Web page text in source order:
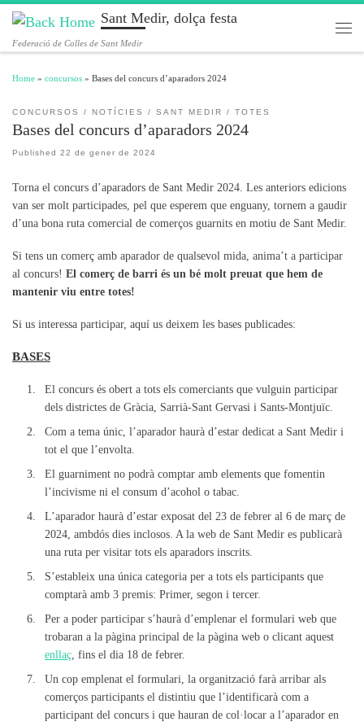
Skip to content Sant Medir, dolça festa
Federació de Colles de Sant Medir
Home » concursos » Bases del concurs d’aparadors 2024
CONCURSOS NOTÍCIES SANT MEDIR TOTES
Bases del concurs d’aparadors 2024
Published 22 de gener de 2024
Torna el concurs d’aparadors de Sant Medir 2024. Les anteriors edicions
van ser molt participades, pel que esperem que enguany, tornem a gaudir
d’una bona ruta comercial de comerços guarnits en motiu de Sant Medir.
Si tens un comerç amb aparador de qualsevol mida, anima’t a participar
al concurs! El comerç de barri és un bé molt preuat que hem de
mantenir viu entre totes!
Si us interessa participar, aquí us deixem les bases publicades:
BASES
El concurs és obert a tots els comerciants que vulguin participar
dels districtes de Gràcia, Sarrià-Sant Gervasi i Sants-Montjuïc.
Com a tema únic, l’aparador haurà d’estar dedicat a Sant Medir i
tot el que l’envolta.
El guarniment no podrà comptar amb elements que fomentin
l’incivisme ni el consum d’acohol o tabac.
L’aparador haurà d’estar exposat del 23 de febrer al 6 de març de
2024, ambdós dies inclosos. A la web de Sant Medir es publicarà
una ruta per visitar tots els aparadors inscrits.
S’estableix una única categoria per a tots els participants que
comptarà amb 3 premis: Primer, segon i tercer.
Per a poder participar s’haurà d’emplenar el formulari web que
trobaran a la pàgina principal de la pàgina web o clicant aquest
enllaç, fins el dia 18 de febrer.
Un cop emplenat el formulari, la organització farà arribar als
comerços participants el distintiu que l’identificarà com a
participant del concurs i que hauran de col·locar a l’aparador en